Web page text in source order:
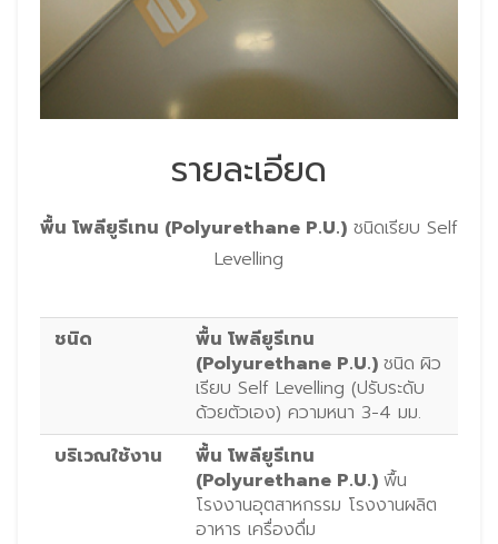
รายละเอียด
พื้น โพลียูรีเทน (Polyurethane P.U.) ชนิดเรียบ Self
Levelling
ชนิด
พื้น โพลียูรีเทน
(Polyurethane P.U.) ชนิด ผิว
เรียบ Self Levelling (ปรับระดับ
ด้วยตัวเอง) ความหนา 3-4 มม.
บริเวณใช้งาน
พื้น โพลียูรีเทน
(Polyurethane P.U.) พื้น
โรงงานอุตสาหกรรม โรงงานผลิต
อาหาร เครื่องดื่ม